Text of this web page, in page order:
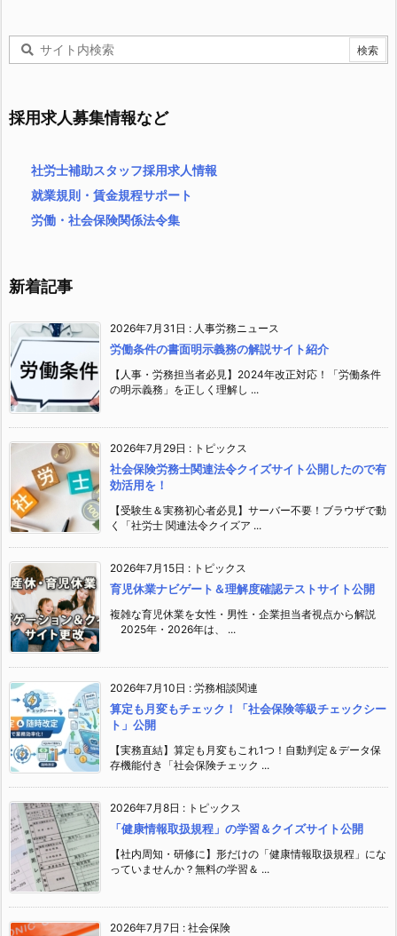
採用求人募集情報など
社労士補助スタッフ採用求人情報
就業規則・賃金規程サポート
労働・社会保険関係法令集
新着記事
2026年7月31日 : 人事労務ニュース
労働条件の書面明示義務の解説サイト紹介
【人事・労務担当者必見】2024年改正対応！「労働条件
の明示義務」を正しく理解し ...
2026年7月29日 : トピックス
社会保険労務士関連法令クイズサイト公開したので有
効活用を！
【受験生＆実務初心者必見】サーバー不要！ブラウザで動
く「社労士 関連法令クイズア ...
2026年7月15日 : トピックス
育児休業ナビゲート＆理解度確認テストサイト公開
複雑な育児休業を女性・男性・企業担当者視点から解説
2025年・2026年は、 ...
2026年7月10日 : 労務相談関連
算定も月変もチェック！「社会保険等級チェックシー
ト」公開
【実務直結】算定も月変もこれ1つ！自動判定＆データ保
存機能付き「社会保険チェック ...
2026年7月8日 : トピックス
「健康情報取扱規程」の学習＆クイズサイト公開
【社内周知・研修に】形だけの「健康情報取扱規程」にな
っていませんか？無料の学習＆ ...
2026年7月7日 : 社会保険